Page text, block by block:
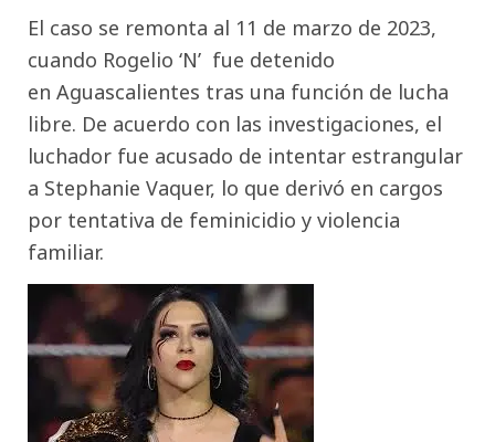
El caso se remonta al 11 de marzo de 2023,
cuando Rogelio ‘N’ fue detenido
en Aguascalientes tras una función de lucha
libre. De acuerdo con las investigaciones, el
luchador fue acusado de intentar estrangular
a Stephanie Vaquer, lo que derivó en cargos
por tentativa de feminicidio y violencia
familiar.